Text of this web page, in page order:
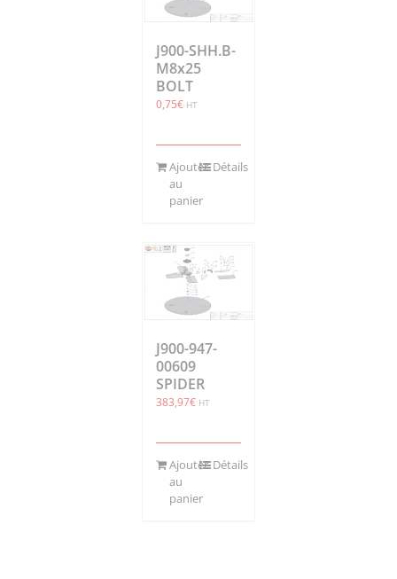
J900-SHH.B-
M8x25
BOLT
0,75€ HT
Ajouter
au
panier
Détails
J900-947-
00609
SPIDER
383,97€ HT
Ajouter
au
panier
Détails